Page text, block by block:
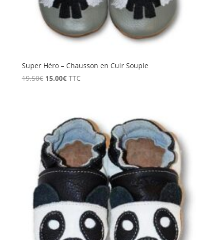
Super Héro – Chausson en Cuir Souple
19.50€ Le
19.50€.
15.00€Le
15.00€.
TTC